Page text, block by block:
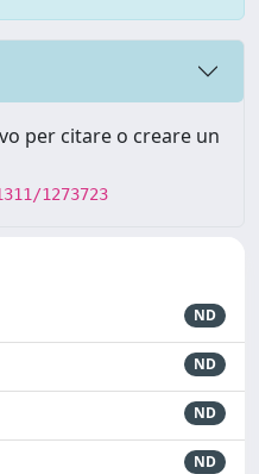
per citare o creare un
1273723
ND
ND
ND
ND